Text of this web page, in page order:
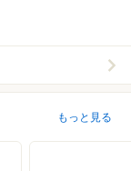
もっと見る